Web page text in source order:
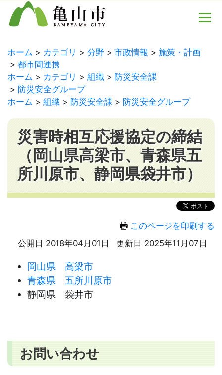
ホーム カテゴリ 分野 市政情報
施策・計画
都市間連携
ホーム
カテゴリ 組織
防災安全課
防災安全グループ
ホーム
組織 防災安全課 防災安全グループ
災害時相互応援協定の締結
（岡山県高梁市、青森県五
所川原市、静岡県袋井市）
このページを印刷する
公開日 2018年04月01日
更新日 2025年11月07日
岡山県 高梁市
青森県 五所川原市
静岡県 袋井市
お問い合わせ